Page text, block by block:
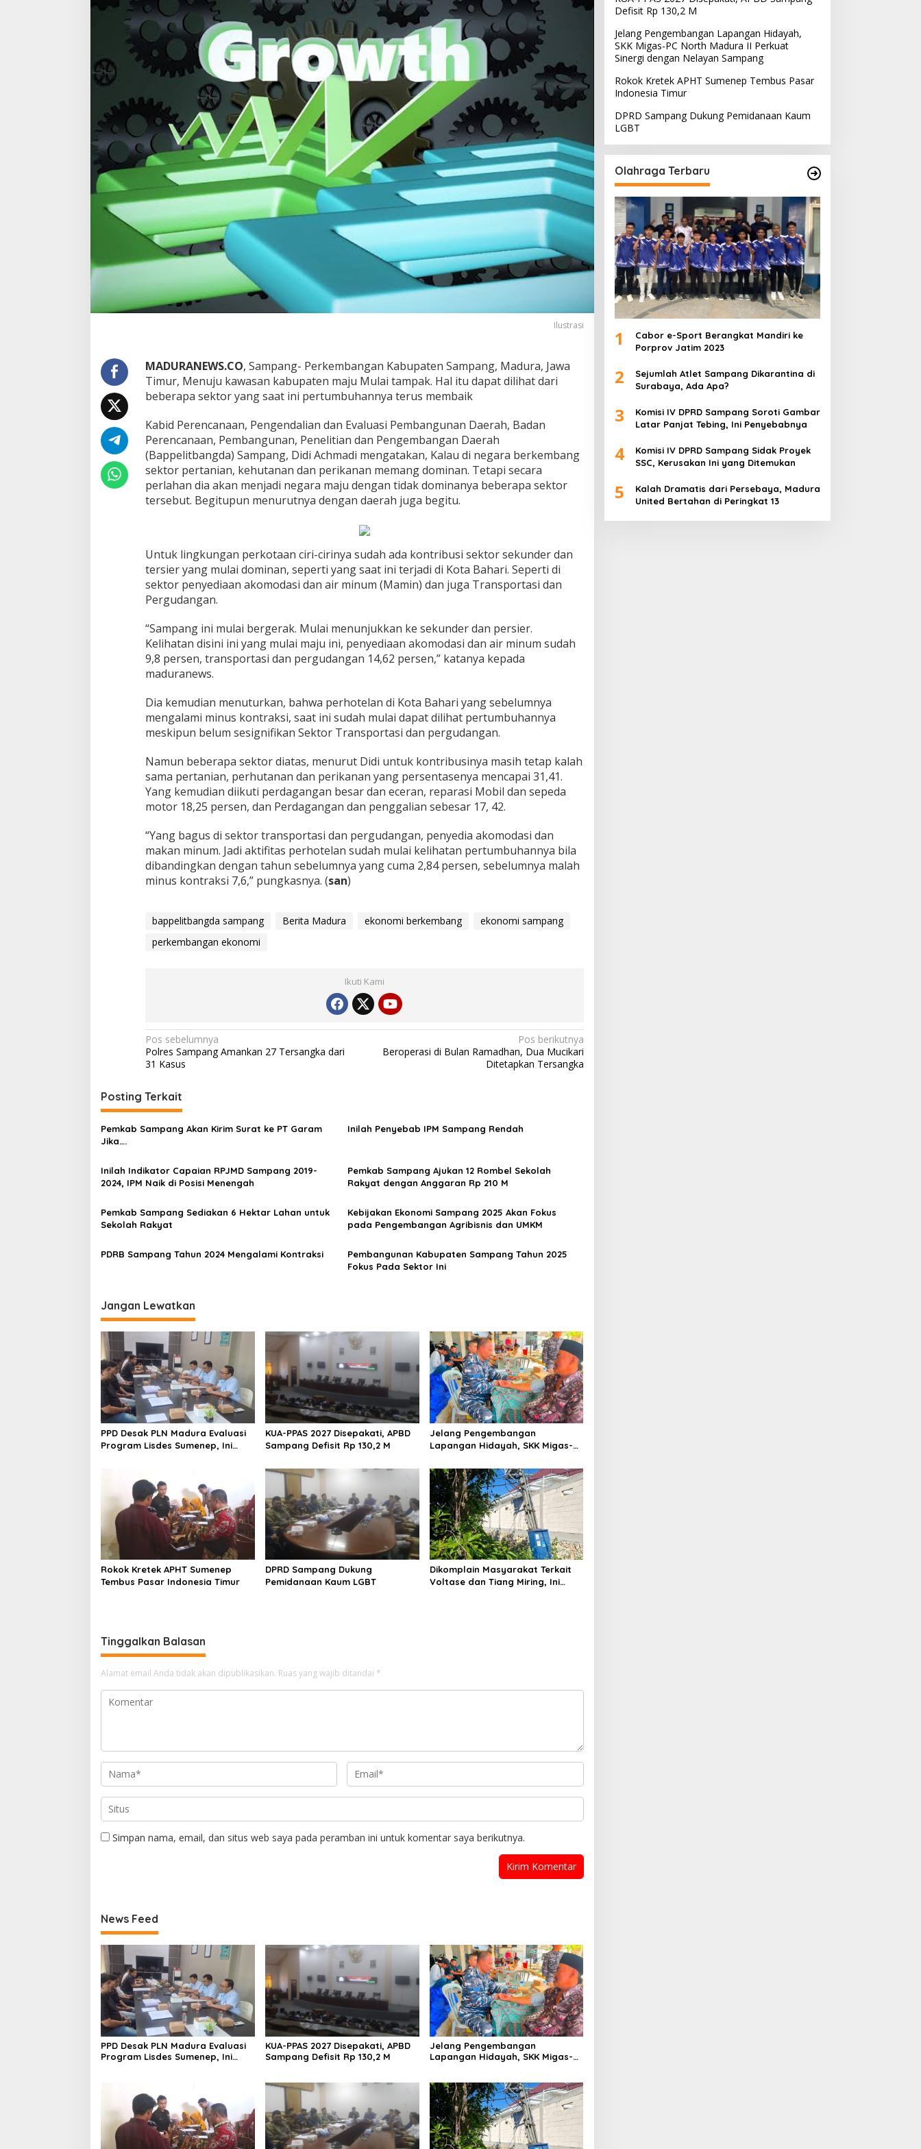
Ilustrasi
MADURANEWS.CO, Sampang- Perkembangan Kabupaten Sampang, Madura, Jawa
Timur, Menuju kawasan kabupaten maju Mulai tampak. Hal itu dapat dilihat dari
beberapa sektor yang saat ini pertumbuhannya terus membaik
Kabid Perencanaan, Pengendalian dan Evaluasi Pembangunan Daerah, Badan
Perencanaan, Pembangunan, Penelitian dan Pengembangan Daerah
(Bappelitbangda) Sampang, Didi Achmadi mengatakan, Kalau di negara berkembang
sektor pertanian, kehutanan dan perikanan memang dominan. Tetapi secara
perlahan dia akan menjadi negara maju dengan tidak dominanya beberapa sektor
tersebut. Begitupun menurutnya dengan daerah juga begitu.
Untuk lingkungan perkotaan ciri-cirinya sudah ada kontribusi sektor sekunder dan
tersier yang mulai dominan, seperti yang saat ini terjadi di Kota Bahari. Seperti di
sektor penyediaan akomodasi dan air minum (Mamin) dan juga Transportasi dan
Pergudangan.
“Sampang ini mulai bergerak. Mulai menunjukkan ke sekunder dan persier.
Kelihatan disini ini yang mulai maju ini, penyediaan akomodasi dan air minum sudah
9,8 persen, transportasi dan pergudangan 14,62 persen,” katanya kepada
maduranews.
Dia kemudian menuturkan, bahwa perhotelan di Kota Bahari yang sebelumnya
mengalami minus kontraksi, saat ini sudah mulai dapat dilihat pertumbuhannya
meskipun belum sesignifikan Sektor Transportasi dan pergudangan.
Namun beberapa sektor diatas, menurut Didi untuk kontribusinya masih tetap kalah
sama pertanian, perhutanan dan perikanan yang persentasenya mencapai 31,41.
Yang kemudian diikuti perdagangan besar dan eceran, reparasi Mobil dan sepeda
motor 18,25 persen, dan Perdagangan dan penggalian sebesar 17, 42.
“Yang bagus di sektor transportasi dan pergudangan, penyedia akomodasi dan
makan minum. Jadi aktifitas perhotelan sudah mulai kelihatan pertumbuhannya bila
dibandingkan dengan tahun sebelumnya yang cuma 2,84 persen, sebelumnya malah
minus kontraksi 7,6,” pungkasnya. (san)
bappelitbangda sampang Berita Madura ekonomi berkembang
ekonomi sampang
perkembangan ekonomi
Ikuti Kami
Navigasi
pos
Pos sebelumnya
Polres Sampang Amankan 27 Tersangka dari
31 Kasus
Pos berikutnya
Beroperasi di Bulan Ramadhan, Dua Mucikari
Ditetapkan Tersangka
Posting Terkait
Pemkab Sampang Akan Kirim Surat ke PT Garam
Jika….
Inilah Penyebab IPM Sampang Rendah
Inilah Indikator Capaian RPJMD Sampang 2019-
2024, IPM Naik di Posisi Menengah
Pemkab Sampang Ajukan 12 Rombel Sekolah
Rakyat dengan Anggaran Rp 210 M
Pemkab Sampang Sediakan 6 Hektar Lahan untuk
Sekolah Rakyat
Kebijakan Ekonomi Sampang 2025 Akan Fokus
pada Pengembangan Agribisnis dan UMKM
PDRB Sampang Tahun 2024 Mengalami Kontraksi
Pembangunan Kabupaten Sampang Tahun 2025
Fokus Pada Sektor Ini
Jangan Lewatkan
PPD Desak PLN Madura Evaluasi
Program Lisdes Sumenep, Ini
KUA-PPAS 2027 Disepakati, APBD
Sampang Defisit Rp 130,2 M
Jelang Pengembangan
Lapangan Hidayah, SKK Migas-
Sinergi dengan Nelayan
Sampang
Rokok Kretek APHT Sumenep
Tembus Pasar Indonesia Timur
DPRD Sampang Dukung
Pemidanaan Kaum LGBT
Dikomplain Masyarakat Terkait
Voltase dan Tiang Miring, Ini
Tinggalkan Balasan
Alamat email Anda tidak akan dipublikasikan. Ruas yang wajib ditandai *
Simpan nama, email, dan situs web saya pada peramban ini untuk komentar saya berikutnya.
News Feed
PPD Desak PLN Madura Evaluasi
Program Lisdes Sumenep, Ini
KUA-PPAS 2027 Disepakati, APBD
Sampang Defisit Rp 130,2 M
Jelang Pengembangan
Lapangan Hidayah, SKK Migas-
Sampang
Defisit Rp 130,2 M
Jelang Pengembangan Lapangan Hidayah,
SKK Migas-PC North Madura II Perkuat
Sinergi dengan Nelayan Sampang
Rokok Kretek APHT Sumenep Tembus Pasar
Indonesia Timur
DPRD Sampang Dukung Pemidanaan Kaum
LGBT
Olahraga Terbaru
1
Cabor e-Sport Berangkat Mandiri ke
Porprov Jatim 2023
2
Sejumlah Atlet Sampang Dikarantina di
Surabaya, Ada Apa?
3
Komisi IV DPRD Sampang Soroti Gambar
Latar Panjat Tebing, Ini Penyebabnya
4
Komisi IV DPRD Sampang Sidak Proyek
SSC, Kerusakan Ini yang Ditemukan
5
Kalah Dramatis dari Persebaya, Madura
United Bertahan di Peringkat 13